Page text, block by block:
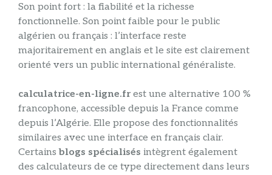
Son point fort : la fiabilité et la richesse
fonctionnelle. Son point faible pour le public
algérien ou français : l’interface reste
majoritairement en anglais et le site est clairement
orienté vers un public international généraliste.
calculatrice-en-ligne.frest une alternative 100 %
francophone, accessible depuis la France comme
depuis l’Algérie. Elle propose des fonctionnalités
similaires avec une interface en français clair.
Certainsblogs spécialisés intègrent également
des calculateurs de ce type directement dans leurs